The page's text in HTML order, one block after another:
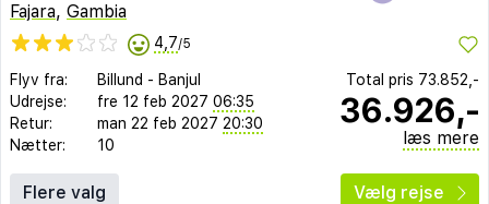
Fajara, Gambia
4,7/5
Flyv fra: Billund - Banjul
Udrejse:
fre 12 feb 2027 06:35
Retur:
man 22 feb 2027 20:30
Nætter:
10
Total pris 73.852,-
36.926,-
læs mere
Flere valg Vælg rejse